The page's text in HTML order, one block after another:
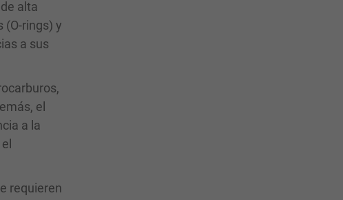
alta
(O-rings) y
a sus
el
a la
requieren